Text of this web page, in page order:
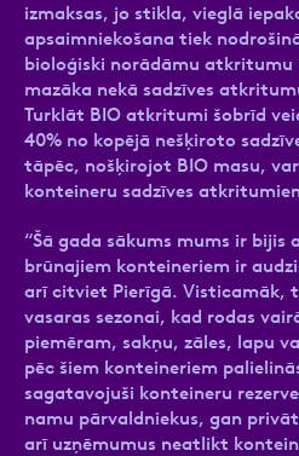
izmaksas, jo stikla, vieglā
apsaimniekošana tiek
bioloģiski norādāmu atkritumu
mazāka nekā sadzīves
Turklāt BIO atkritumi šobrīd
40% no kopējā nešķiroto
tāpēc, nošķirojot BIO masu,
konteineru sadzīves
“Šā gada sākums mums ir bijis
brūnajiem konteineriem ir
arī citviet Pierīgā. Visticamāk,
vasaras sezonai, kad rodas
piemēram, sakņu, zāles, lapu
pēc šiem konteineriem
sagatavojuši konteineru
namu pārvaldniekus, gan
arī uzņēmumus neatlikt